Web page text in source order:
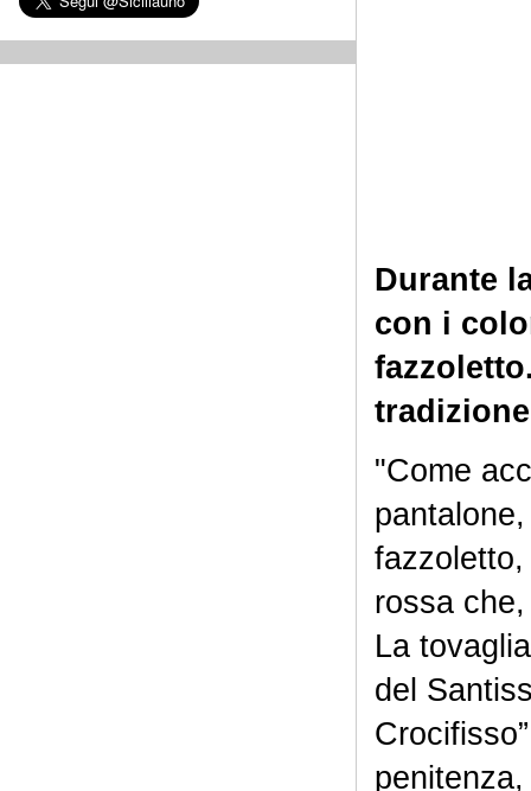
Durante
con i
"Come
fazzoletto,
rossa
La
del